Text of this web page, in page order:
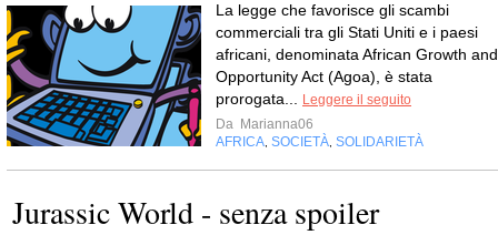
La legge che favorisce gli scambi
commerciali tra gli Stati Uniti e i paesi
africani, denominata African Growth and
Opportunity Act (Agoa), è stata
prorogata...
Leggere il seguito
Da Marianna06
AFRICA SOCIETÀ SOLIDARIETÀ
Jurassic World - senza spoiler